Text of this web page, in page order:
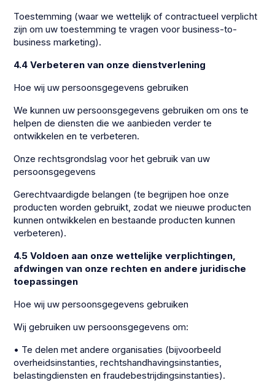
Toestemming (waar we wettelijk of contractueel verplicht
zijn om uw toestemming te vragen voor business-to-
business marketing).
4.4 Verbeteren van onze dienstverlening
Hoe wij uw persoonsgegevens gebruiken
We kunnen uw persoonsgegevens gebruiken om ons te
helpen de diensten die we aanbieden verder te
ontwikkelen en te verbeteren.
Onze rechtsgrondslag voor het gebruik van uw
persoonsgegevens
Gerechtvaardigde belangen (te begrijpen hoe onze
producten worden gebruikt, zodat we nieuwe producten
kunnen ontwikkelen en bestaande producten kunnen
verbeteren).
4.5 Voldoen aan onze wettelijke verplichtingen,
afdwingen van onze rechten en andere juridische
toepassingen
Hoe wij uw persoonsgegevens gebruiken
Wij gebruiken uw persoonsgegevens om:
• Te delen met andere organisaties (bijvoorbeeld
overheidsinstanties, rechtshandhavingsinstanties,
belastingdiensten en fraudebestrijdingsinstanties).